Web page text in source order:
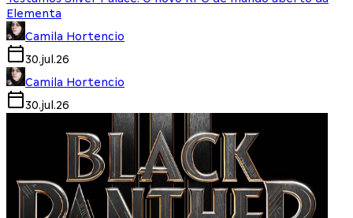
Elementa
Camila Hortencio
30.jul.26
Camila Hortencio
30.jul.26